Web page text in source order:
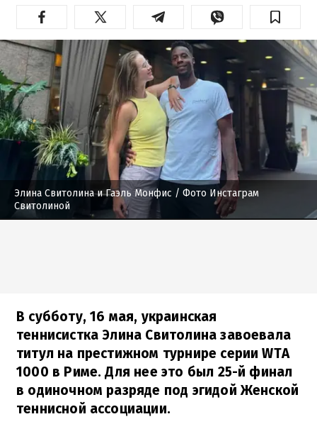
Элина Свитолина и Гаэль Монфис / Фото Инстаграм
Свитолиной
В субботу, 16 мая, украинская
теннисистка Элина Свитолина завоевала
титул на престижном турнире серии WTA
1000 в Риме. Для нее это был 25-й финал
в одиночном разряде под эгидой Женской
теннисной ассоциации.